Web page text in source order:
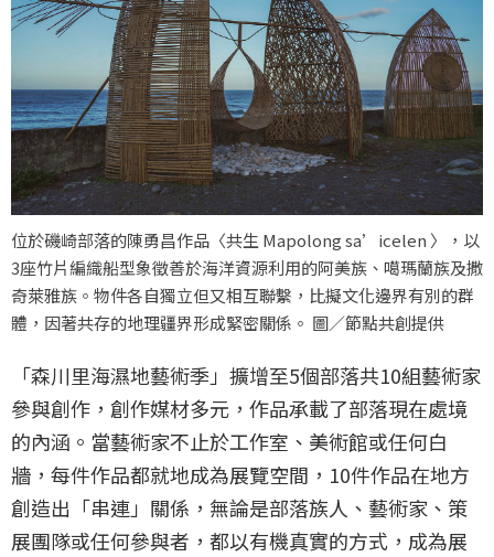
位於磯崎部落的陳勇昌作品〈共生 Mapolong sa’icelen 〉，以
3座竹片編織船型象徵善於海洋資源利用的阿美族、噶瑪蘭族及撒
奇萊雅族。物件各自獨立但又相互聯繫，比擬文化邊界有別的群
體，因著共存的地理疆界形成緊密關係。 圖／節點共創提供
「森川里海濕地藝術季」擴增至5個部落共10組藝術家
參與創作，創作媒材多元，作品承載了部落現在處境
的內涵。當藝術家不止於工作室、美術館或任何白
牆，每件作品都就地成為展覽空間，10件作品在地方
創造出「串連」關係，無論是部落族人、藝術家、策
展團隊或任何參與者，都以有機真實的方式，成為展